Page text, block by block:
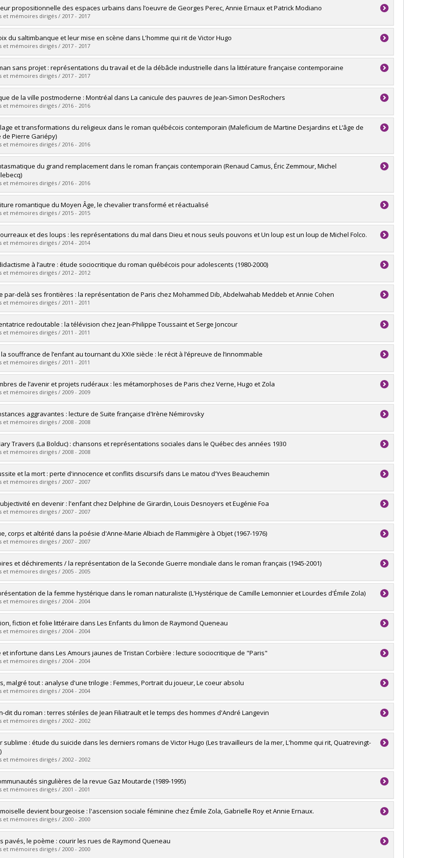
:Marquis-Gravel, Marianne
Maîtrise
obtenu :M.A.
le document dans Papyrus
propositionnelle des espaces urbains dans l’oeuvre de Georges Perec, Annie Ernaux et Patrick Modiano
et mémoires dirigés / 2017 - 2017
:Noël, Marine
Maîtrise
obtenu :M.A.
le document dans Papyrus
du saltimbanque et leur mise en scène dans L'homme qui rit de Victor Hugo
et mémoires dirigés / 2017 - 2017
:Marcotte, Viviane
Maîtrise
obtenu :M.A.
le document dans Papyrus
sans projet : représentations du travail et de la débâcle industrielle dans la littérature française contemporaine
et mémoires dirigés / 2017 - 2017
:David, Anne-Marie
Doctorat
obtenu :Ph. D.
le document dans Papyrus
de la ville postmoderne : Montréal dans La canicule des pauvres de Jean-Simon DesRochers
et mémoires dirigés / 2016 - 2016
:Larivière, Gabrielle
Maîtrise
obtenu :M.A.
le document dans Papyrus
et transformations du religieux dans le roman québécois contemporain (Maleficium de Martine Desjardins et L’âge de
de Pierre Gariépy)
et mémoires dirigés / 2016 - 2016
:Wagner, Brigitte
Maîtrise
obtenu :M.A.
le document dans Papyrus
du grand remplacement dans le roman français contemporain (Renaud Camus, Éric Zemmour, Michel
et mémoires dirigés / 2016 - 2016
:Danis, Simon
Maîtrise
obtenu :M.A.
le document dans Papyrus
romantique du Moyen Âge, le chevalier transformé et réactualisé
et mémoires dirigés / 2015 - 2015
:Giroux-Péloquin, Amenda
Maîtrise
obtenu :M.A.
le document dans Papyrus
et des loups : les représentations du mal dans Dieu et nous seuls pouvons et Un loup est un loup de Michel Folco.
et mémoires dirigés / 2014 - 2014
:Boisjoly-Cousineau, Marilou
Maîtrise
obtenu :M.A.
le document dans Papyrus
à l’autre : étude sociocritique du roman québécois pour adolescents (1980-2000)
et mémoires dirigés / 2012 - 2012
:Racine, Julie
Maîtrise
obtenu :M.A.
le document dans Papyrus
par-delà ses frontières : la représentation de Paris chez Mohammed Dib, Abdelwahab Meddeb et Annie Cohen
et mémoires dirigés / 2011 - 2011
:Dionne-Boivin, Véronique
Maîtrise
obtenu :M.A.
le document dans Papyrus
redoutable : la télévision chez Jean-Philippe Toussaint et Serge Joncour
et mémoires dirigés / 2011 - 2011
:Auger, Marie-Claude
Maîtrise
obtenu :M.A.
le document dans Papyrus
souffrance de l’enfant au tournant du XXIe siècle : le récit à l’épreuve de l’innommable
et mémoires dirigés / 2011 - 2011
:Brière, Émilie
Doctorat
obtenu :Ph. D.
le document dans Papyrus
de l’avenir et projets rudéraux : les métamorphoses de Paris chez Verne, Hugo et Zola
et mémoires dirigés / 2009 - 2009
:Bouliane, Claudia
Maîtrise
obtenu :M.A.
le document dans Papyrus
aggravantes : lecture de Suite française d'Irène Némirovsky
et mémoires dirigés / 2008 - 2008
:Dupont, Anne-Hélène
Maîtrise
obtenu :M.A.
le document dans Papyrus
Travers (La Bolduc) : chansons et représentations sociales dans le Québec des années 1930
et mémoires dirigés / 2008 - 2008
:Charest, Marie-Josée
Maîtrise
obtenu :M.A.
le document dans Papyrus
et la mort : perte d'innocence et conflits discursifs dans Le matou d'Yves Beauchemin
et mémoires dirigés / 2007 - 2007
:Bilodeau, Karine
Maîtrise
obtenu :M.A.
le document dans Papyrus
en devenir : l'enfant chez Delphine de Girardin, Louis Desnoyers et Eugénie Foa
et mémoires dirigés / 2007 - 2007
:Brière, Émilie
Maîtrise
obtenu :M.A.
le document dans Papyrus
corps et altérité dans la poésie d'Anne-Marie Albiach de Flammigère à Objet (1967-1976)
et mémoires dirigés / 2007 - 2007
:Proulx, Judith
Maîtrise
obtenu :M.A.
le document dans Papyrus
et déchirements / la représentation de la Seconde Guerre mondiale dans le roman français (1945-2001)
et mémoires dirigés / 2005 - 2005
:Hamel, Yan
Doctorat
obtenu :Ph. D.
le document dans Papyrus
de la femme hystérique dans le roman naturaliste (L'Hystérique de Camille Lemonnier et Lourdes d'Émile Zola)
et mémoires dirigés / 2004 - 2004
:Savard, Chantale
Maîtrise
obtenu :M.A.
le document dans Papyrus
fiction et folie littéraire dans Les Enfants du limon de Raymond Queneau
et mémoires dirigés / 2004 - 2004
:Gagné, Marie-Pierre
Maîtrise
obtenu :M.A.
le document dans Papyrus
et infortune dans Les Amours jaunes de Tristan Corbière : lecture sociocritique de "Paris"
et mémoires dirigés / 2004 - 2004
:Parenteau, Olivier
Maîtrise
obtenu :M.A.
le document dans Papyrus
malgré tout : analyse d'une trilogie : Femmes, Portrait du joueur, Le coeur absolu
et mémoires dirigés / 2004 - 2004
: Bergeron, Marco
Maîtrise
obtenu :M.A.
le document dans Papyrus
dit du roman : terres stériles de Jean Filiatrault et le temps des hommes d'André Langevin
et mémoires dirigés / 2002 - 2002
:Lussier, Nathalie
obtenu :M.A.
le document dans Papyrus
sublime : étude du suicide dans les derniers romans de Victor Hugo (Les travailleurs de la mer, L'homme qui rit, Quatrevingt-
et mémoires dirigés / 2002 - 2002
:Allard, Éric
Maîtrise
obtenu :M.A.
le document dans Papyrus
singulières de la revue Gaz Moutarde (1989-1995)
et mémoires dirigés / 2001 - 2001
:Dubé, Maggie
Maîtrise
obtenu :M.A.
le document dans Papyrus
devient bourgeoise : l'ascension sociale féminine chez Émile Zola, Gabrielle Roy et Annie Ernaux.
et mémoires dirigés / 2000 - 2000
:Rousseau, Élisabeth
Maîtrise
pavés, le poème : courir les rues de Raymond Queneau
et mémoires dirigés / 2000 - 2000